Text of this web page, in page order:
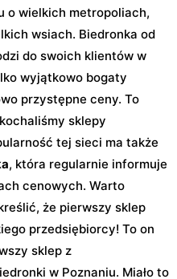
o wielkich metropoliach,
wsiach. Biedronka od
do swoich klientów w
wyjątkowo bogaty
przystępne ceny. To
sklepy
tej sieci ma także
, która regularnie informuje
cenowych. Warto
że pierwszy sklep
przedsiębiorcy! To on
sklep z
w Poznaniu. Miało to